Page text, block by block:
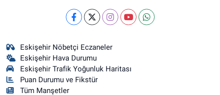
Eskişehir Nöbetçi Eczaneler
Eskişehir Hava Durumu
Eskişehir Trafik Yoğunluk Haritası
Puan Durumu ve Fikstür
Tüm Manşetler